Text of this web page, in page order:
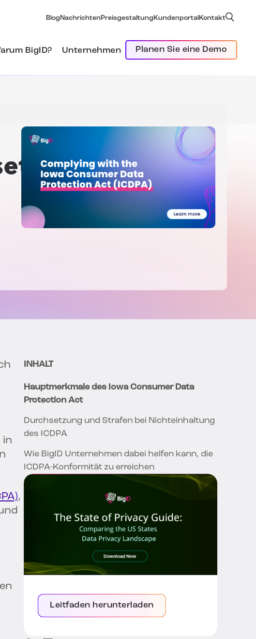
Blog Nachrichten Preisgestaltung KundenportalKontakt
BigID? Unternehmen Planen Sie eine Demo
in
,
INHALT
Hauptmerkmale des Iowa Consumer Data
Protection Act
Durchsetzung und Strafen bei Nichteinhaltung
des ICDPA
Wie BigID Unternehmen dabei helfen kann, die
ICDPA-Konformität zu erreichen
Leitfaden herunterladen